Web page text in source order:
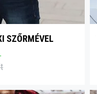
SZŐRMÉVEL